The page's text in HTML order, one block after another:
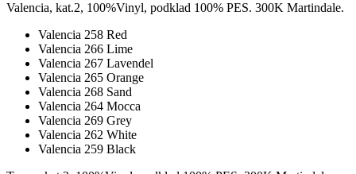
Valencia, kat.2, 100%Vinyl, podklad 100% PES. 300K Martindale.
Valencia 258 Red
Valencia 266 Lime
Valencia 267 Lavendel
Valencia 265 Orange
Valencia 268 Sand
Valencia 264 Mocca
Valencia 269 Grey
Valencia 262 White
Valencia 259 Black